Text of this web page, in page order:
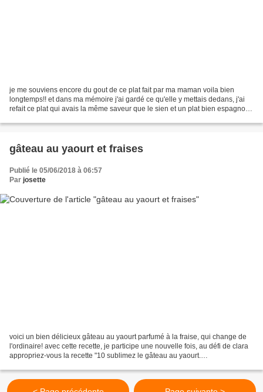
je me souviens encore du gout de ce plat fait par ma maman voila bien
longtemps!! et dans ma mémoire j'ai gardé ce qu'elle y mettais dedans, j'ai
refait ce plat qui avais la même saveur que le sien et un plat bien espagnol.
gâteau au yaourt et fraises
Publié le 05/06/2018 à 06:57
Par josette
voici un bien délicieux gâteau au yaourt parfumé à la fraise, qui change de
l'ordinaire! avec cette recette, je participe une nouvelle fois, au défi de clara
appropriez-vous la recette "10 sublimez le gâteau au yaourt.